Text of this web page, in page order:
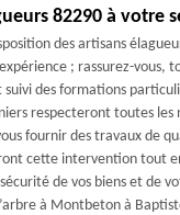
82290 à votre
des artisans
; rassurez-vous,
suivi des formations
respecteront toutes les
fournir des travaux de
cette intervention tout
de vos biens et de
à Montbeton à